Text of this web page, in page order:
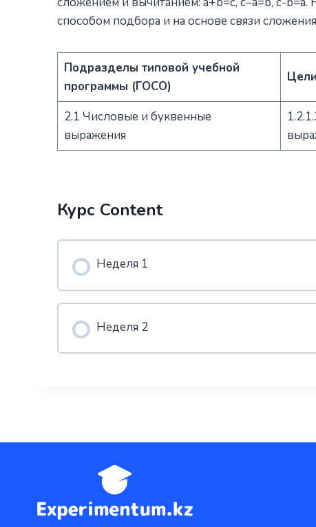
способом подбора и на основе связи
Подразделы типовой учебной
программы (ГОСО)
2.1 Числовые и буквенные
выражения
Курс Content
Неделя 1
Неделя 2